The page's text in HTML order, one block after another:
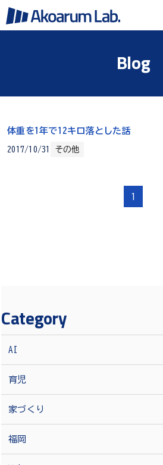
Blog
体重を1年で12キロ落とした話
2017/10/31 その他
1
Category
AI
育児
家づくり
福岡